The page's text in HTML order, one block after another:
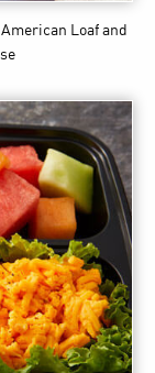
Loaf and